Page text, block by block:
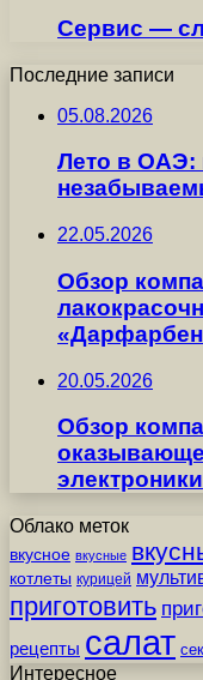
Сервис —
Последние записи
05.08.2026
Лето в ОАЭ:
22.05.2026
Обзор
20.05.2026
Обзор
электроники
Облако меток
вкусное вкусные
котлеты курицей
приготовить
рецепты салат
Интересное